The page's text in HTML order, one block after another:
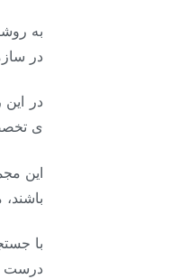
به
در
ی
این
با
درست